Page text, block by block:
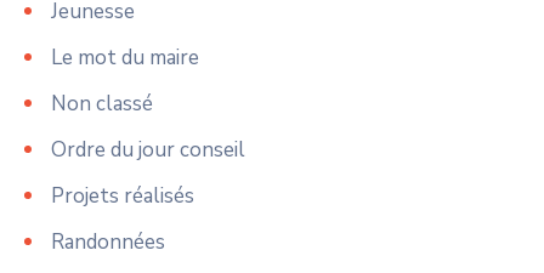
Jeunesse
Le mot du maire
Non classé
Ordre du jour conseil
Projets réalisés
Randonnées